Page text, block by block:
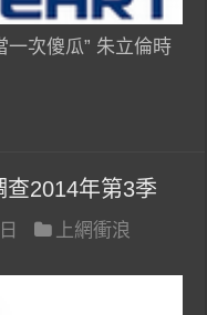
一次傻瓜” 朱立倫時
2014年第3季
上網衝浪